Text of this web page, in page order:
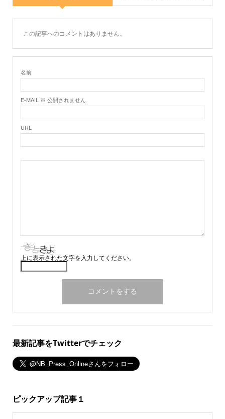
この記事へのコメントはありません。
名前
E-MAIL ※ 公開されません
URL
上に表示された文字を入力してください。
最新記事をTwitterでチェック
ピックアップ記事１